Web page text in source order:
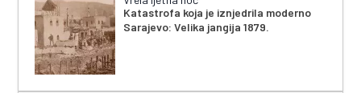
Katastrofa koja je iznjedrila moderno
Sarajevo: Velika jangija 1879.